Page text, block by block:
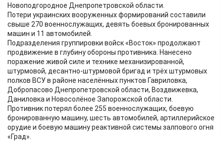
Новоподгородное Днепропетровской области.
Потери украинских вооруженных формирований составили
свыше 270 военнослужащих, девять боевых бронированных
машин и 11 автомобилей.
Подразделения группировки войск «Восток» продолжают
продвижение в глубину обороны противника. Нанесено
поражение живой силе и технике механизированной,
штурмовой, десантно-штурмовой бригад и трёх штурмовых
полков ВСУ в районе населённых пунктов Гавриловка,
Добропасово Днепропетровской области, Воздвижевка,
Даниловка и Новосолёное Запорожской области.
Противник потерял более 255 военнослужащих, боевую
бронированную машину, шесть автомобилей, артиллерийское
орудие и боевую машину реактивной системы залпового огня
«Град».